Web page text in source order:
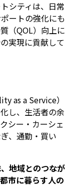
シティは、日常
ートの強化にも
（QOL）向上に
実現に貢献して
as a Service）
し、生活者の余
シー・カーシェ
、通勤・買い
地域とのつなが
市に暮らす人の